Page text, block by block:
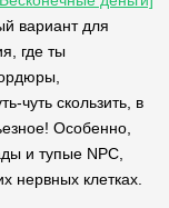
вариант для
где ты
чуть скользить, в
Особенно,
и тупые NPC,
нервных клетках.